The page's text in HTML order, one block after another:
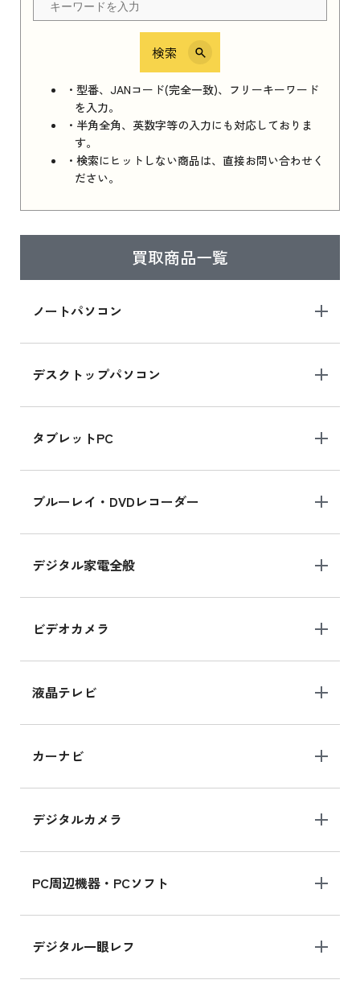
検索
・型番、JANコード(完全一致)、フリーキーワード
を入力。
・半角全角、英数字等の入力にも対応しておりま
す。
・検索にヒットしない商品は、直接お問い合わせく
ださい。
買取商品一覧
ノートパソコン
デスクトップパソコン
タブレットPC
ブルーレイ・DVDレコーダー
デジタル家電全般
ビデオカメラ
液晶テレビ
カーナビ
デジタルカメラ
PC周辺機器・PCソフト
デジタル一眼レフ
iPhone 16e シリーズ 2025
iPhone 16e シリーズ 2025 新品買取価格はこち
ら
iPad 11インチ 2025年春モデル
はこちら
ら
iPad mini シリーズ 2024
iPad mini 8.3インチ の新品買取価格
iPhone 16 シリーズ
iPhone 16 の新品買取価格
iPad Air 11インチ シリーズ
iPad Air 11インチ の新品買取価格
iPhone 15 128GB シリーズ
iPhone 15 128GB の新品買取価格
MK2K3J/Aの新品買取価格はこちら